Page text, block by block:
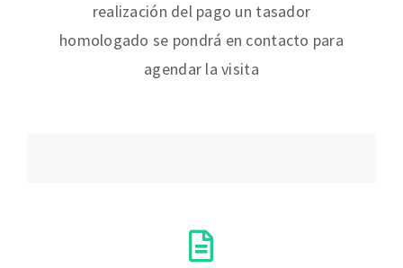
realización del pago un tasador
homologado se pondrá en contacto para
agendar la visita